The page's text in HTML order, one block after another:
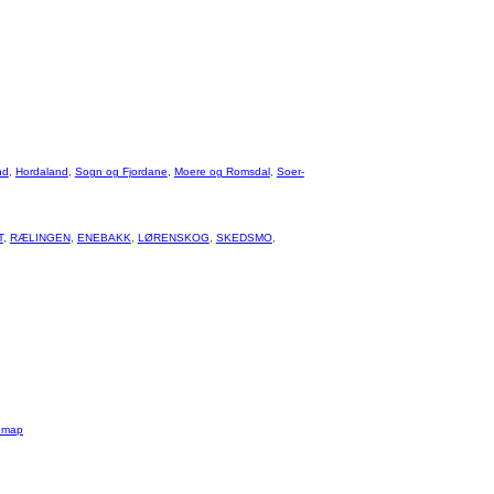
Hordaland Sogn og Fjordane Moere og Romsdal, Soer-
, RÆLINGEN, ENEBAKK LØRENSKOG SKEDSMO,